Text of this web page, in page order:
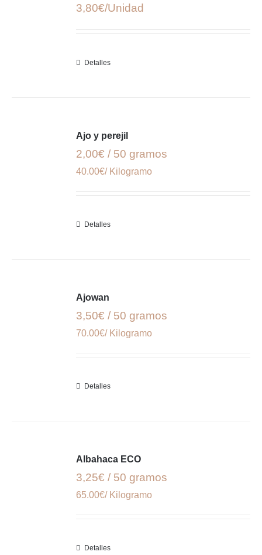
3,80€
Detalles
Ajo y perejil
2,00€ / 50 gramos
40.00€/ Kilogramo
Detalles
Ajowan
3,50€ / 50 gramos
70.00€/ Kilogramo
Detalles
Albahaca ECO
3,25€ / 50 gramos
65.00€/ Kilogramo
Detalles